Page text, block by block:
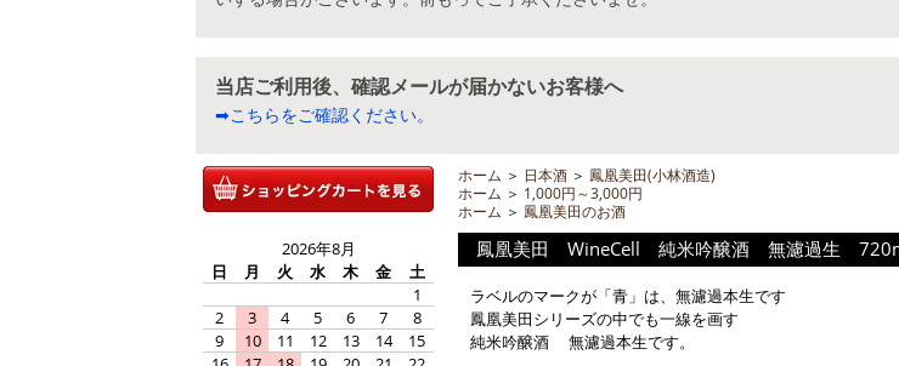
当店ご利用後、確認メールが届かないお客様へ
➡こちらをご確認ください。
2026年8月
日
月 火 水 木 金
土
1
2
3 4 5 6 7
8
9
10 11 12 13 14
15
ホーム ＞ 日本酒 ＞ 鳳凰美田(小林酒造)
ホーム ＞ 1,000円～3,000円
ホーム ＞ 鳳凰美田のお酒
鳳凰美田 WineCell 純米吟醸酒 無濾過生
ラベルのマークが「青」は、無濾過本生です
鳳凰美田シリーズの中でも一線を画す
純米吟醸酒 無濾過本生です。